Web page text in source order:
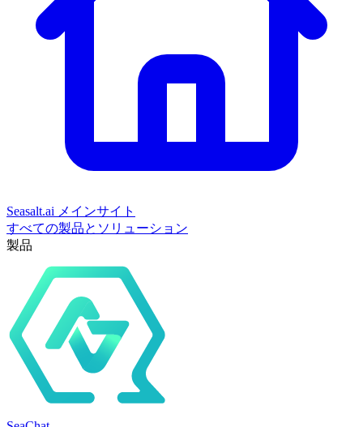
Seasalt.ai メインサイト
すべての製品とソリューション
製品